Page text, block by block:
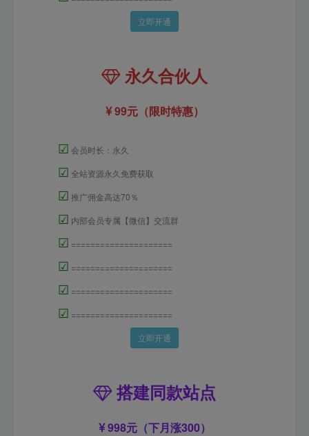
立即开通
永久合伙人
99元（限时特惠）
☑ 会员时长：永久
☑ 全站资源永久免费获取
☑ 推广佣金高达70％
☑ 内部会员专属【微信】交流群
☑ =====================
☑ =====================
☑ =====================
☑ =====================
立即开通
搭建同款站点
998元（下月涨300）